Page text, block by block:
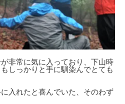
非常に気に入っており、下山時
しっかりと手に馴染んでとても
入れたと喜んでいた、そのわず